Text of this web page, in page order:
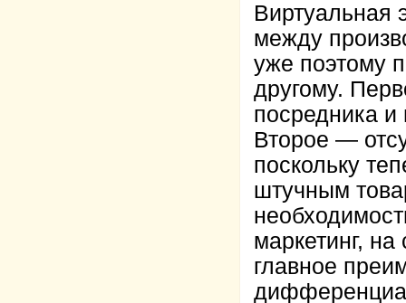
Виртуальная
между
уже поэтому
другому.
посредника и
Второе —
поскольку
штучным
маркетинг,
главное